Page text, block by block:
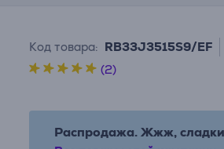
Код товара: RB33J3515S9/EF
(2)
Распродажа. Жжж,